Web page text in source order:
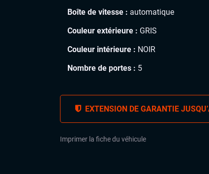
Boîte de vitesse : automatique
Couleur extérieure : GRIS
Couleur intérieure : NOIR
Nombre de portes : 5
EXTENSION DE GARANTIE
Imprimer la fiche du véhicule